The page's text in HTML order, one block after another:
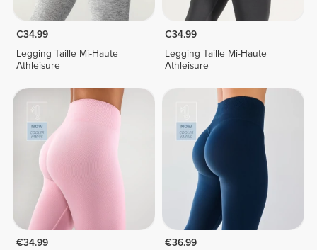
€34.99
Legging Taille Mi-Haute
Athleisure
€34.99
Legging Taille Mi-Haute
Athleisure
€34.99
€36.99